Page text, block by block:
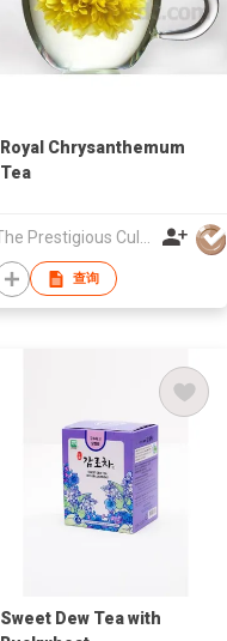
Royal Chrysanthemum
Tea
The Prestigious Culture Of Tea
查询
Sweet Dew Tea with